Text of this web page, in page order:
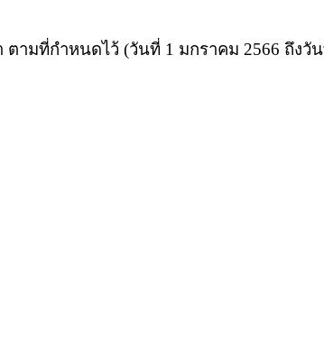
ามที่กำหนดไว้ (วันที่ 1 มกราคม 2566 ถึงวั